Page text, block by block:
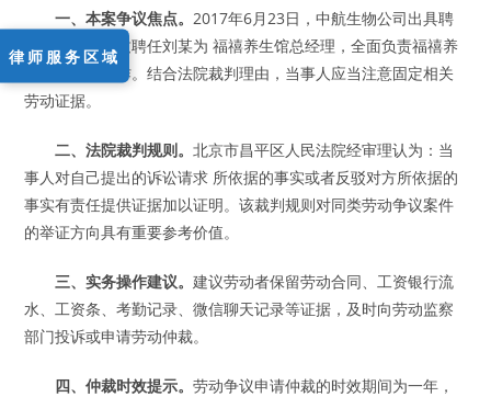
一、本案争议焦点。2017年6月23日，中航生物公司出具聘
书，内容为：兹聘任刘某为 福禧养生馆总经理，全面负责福禧养
生馆的运营工作。结合法院裁判理由，当事人应当注意固定相关
劳动证据。
二、法院裁判规则。北京市昌平区人民法院经审理认为：当
事人对自己提出的诉讼请求 所依据的事实或者反驳对方所依据的
事实有责任提供证据加以证明。该裁判规则对同类劳动争议案件
的举证方向具有重要参考价值。
三、实务操作建议。建议劳动者保留劳动合同、工资银行流
水、工资条、考勤记录、微信聊天记录等证据，及时向劳动监察
部门投诉或申请劳动仲裁。
四、仲裁时效提示。劳动争议申请仲裁的时效期间为一年，
律师服务区域